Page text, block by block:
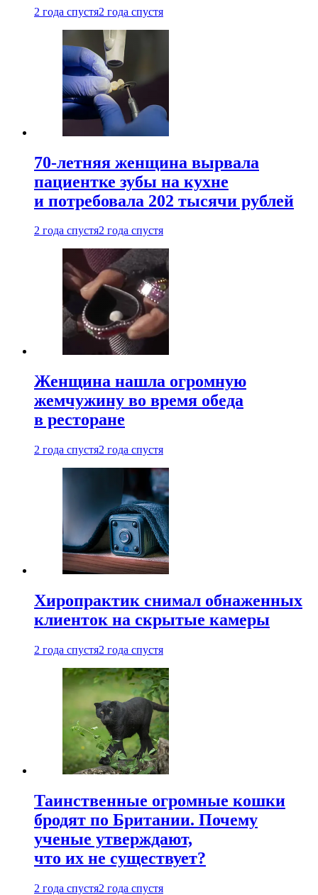
2 года спустя2 года спустя
70-летняя женщина вырвала
пациентке зубы на кухне
и потребовала 202 тысячи рублей
2 года спустя2 года спустя
Женщина нашла огромную
жемчужину во время обеда
в ресторане
2 года спустя2 года спустя
Хиропрактик снимал обнаженных
клиенток на скрытые камеры
2 года спустя2 года спустя
Таинственные огромные кошки
бродят по Британии. Почему
ученые утверждают,
что их не существует?
2 года спустя2 года спустя